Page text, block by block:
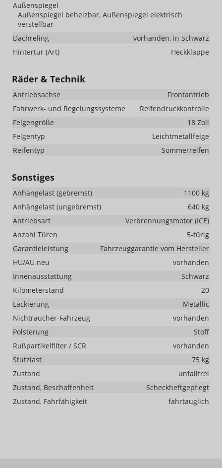
Außenspiegel
Außenspiegel beheizbar, Außenspiegel elektrisch
verstellbar
Dachreling
vorhanden, in Schwarz
Hintertür (Art)
Heckklappe
Räder & Technik
Antriebsachse
Frontantrieb
Fahrwerk- und Regelungssysteme
Reifendruckkontrolle
Felgengröße
18 Zoll
Felgentyp
Leichtmetallfelge
Reifentyp
Sommerreifen
Sonstiges
Anhängelast (gebremst)
1100 kg
Anhängelast (ungebremst)
640 kg
Antriebsart
Verbrennungsmotor (ICE)
Anzahl Türen
5-türig
Garantieleistung
Fahrzeuggarantie vom Hersteller
HU/AU neu
vorhanden
Innenausstattung
Schwarz
Kilometerstand
20
Lackierung
Metallic
Nichtraucher-Fahrzeug
vorhanden
Polsterung
Stoff
Rußpartikelfilter / SCR
vorhanden
Stützlast
75 kg
Zustand
unfallfrei
Zustand, Beschaffenheit
Scheckheftgepflegt
Zustand, Fahrfähigkeit
fahrtauglich